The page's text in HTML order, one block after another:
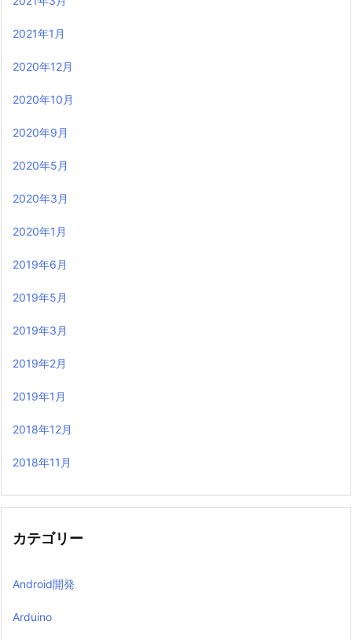
2021年1月
2020年12月
2020年10月
2020年9月
2020年5月
2020年3月
2020年1月
2019年6月
2019年5月
2019年3月
2019年2月
2019年1月
2018年12月
2018年11月
カテゴリー
Android開発
Arduino